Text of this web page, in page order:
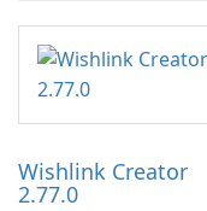
Wishlink Creator
2.77.0